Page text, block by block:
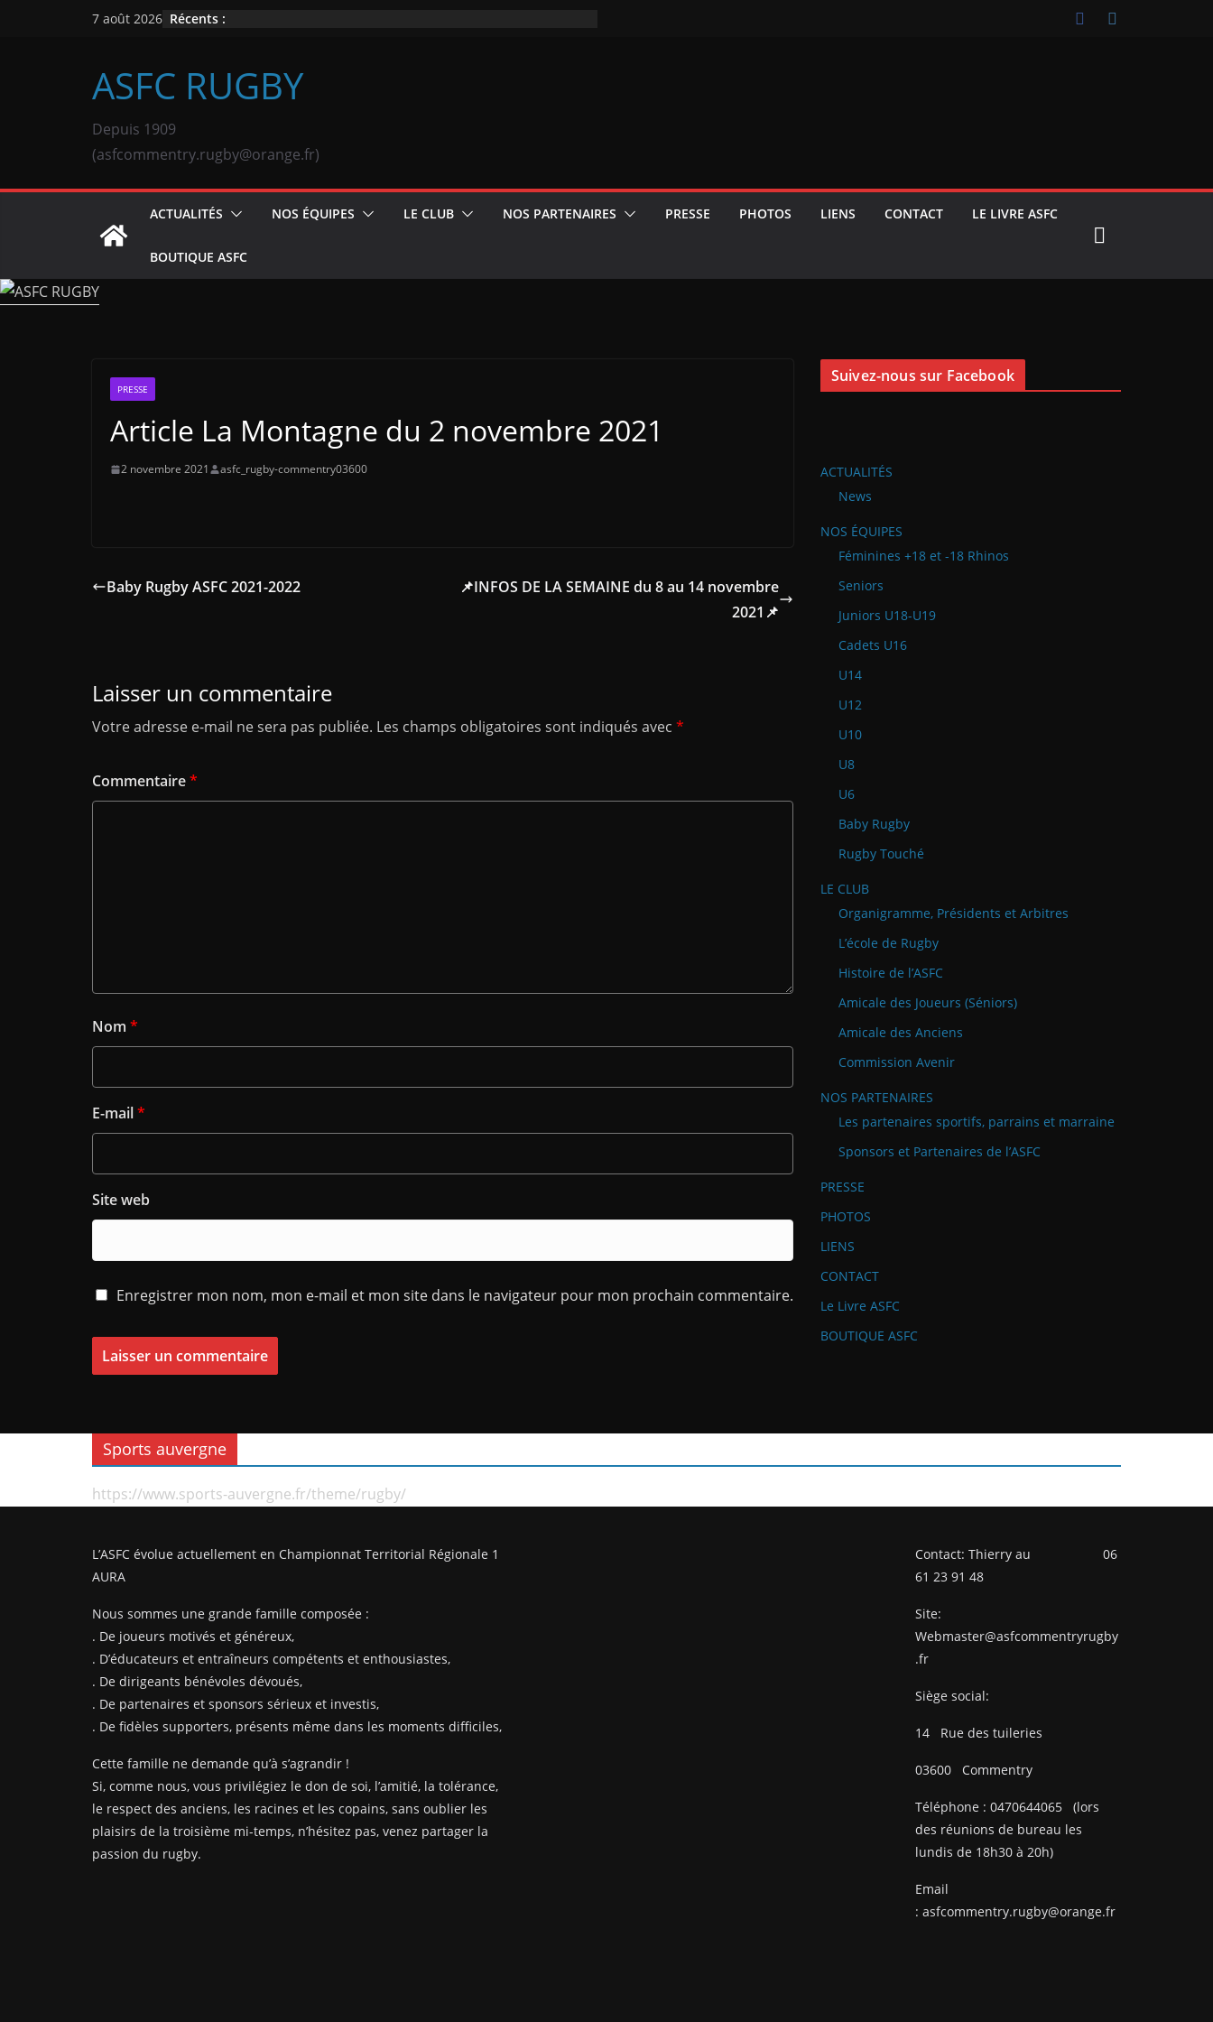
7 août 2026 Récents :
ASFC RUGBY
Depuis 1909
(asfcommentry.rugby@orange.fr)
ACTUALITÉS NOS ÉQUIPES LE CLUB NOS PARTENAIRES PRESSE PHOTOS LIENS CONTACT LE LIVRE ASFC
BOUTIQUE ASFC
PRESSE
Article La Montagne du 2 novembre 2021
2 novembre 2021 asfc_rugby-commentry03600
Baby Rugby ASFC 2021-2022
📌INFOS DE LA SEMAINE du 8 au 14 novembre
2021📌
Laisser un commentaire
Votre adresse e-mail ne sera pas publiée. Les champs obligatoires sont indiqués avec *
Commentaire*
Nom *
E-mail*
Site web
Enregistrer mon nom, mon e-mail et mon site dans le navigateur pour mon prochain commentaire.
Suivez-nous sur Facebook
ACTUALITÉS
News
NOS ÉQUIPES
Féminines +18 et -18 Rhinos
Seniors
Juniors U18-U19
Cadets U16
U14
U12
U10
U8
U6
Baby Rugby
Rugby Touché
LE CLUB
Organigramme, Présidents et Arbitres
L’école de Rugby
Histoire de l’ASFC
Amicale des Joueurs (Séniors)
Amicale des Anciens
Commission Avenir
NOS PARTENAIRES
Les partenaires sportifs, parrains et marraine
Sponsors et Partenaires de l’ASFC
PRESSE
PHOTOS
LIENS
CONTACT
Le Livre ASFC
BOUTIQUE ASFC
Sports auvergne
https://www.sports-auvergne.fr/theme/rugby/
L’ASFC évolue actuellement en Championnat Territorial Régionale 1
AURA
Nous sommes une grande famille composée :
. De joueurs motivés et généreux,
. D’éducateurs et entraîneurs compétents et enthousiastes,
. De dirigeants bénévoles dévoués,
. De partenaires et sponsors sérieux et investis,
. De fidèles supporters, présents même dans les moments difficiles,
Cette famille ne demande qu’à s’agrandir !
Si, comme nous, vous privilégiez le don de soi, l’amitié, la tolérance,
le respect des anciens, les racines et les copains, sans oublier les
plaisirs de la troisième mi-temps, n’hésitez pas, venez partager la
passion du rugby.
Contact: Thierry au 06
61 23 91 48
Site:
Webmaster@asfcommentryrugby
.fr
Siège social:
14 Rue des tuileries
03600 Commentry
Téléphone : 0470644065
(lors
des réunions de bureau les
lundis de 18h30 à 20h)
Email
: asfcommentry.rugby@orange.fr